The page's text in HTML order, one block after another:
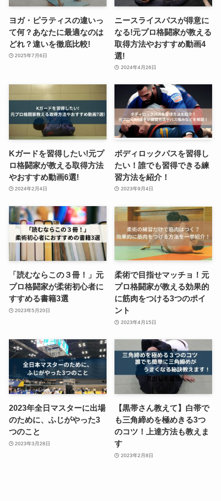
ヨガ・ピラティスの違いっ
て何？あなたに最適なのは
どれ？違いを徹底比較!
2025年7月6日
ニースライスパスが得意に
なる!元プロ格闘家が教える
取得方法やおすすめ動画4
選!
2024年4月26日
Kガードを習得したい!元プ
ロ格闘家が教える取得方法
やおすすめ動画6選!
2024年2月4日
ボディロックパスを習得し
たい！誰でも習得できる練
習方法を紹介！
2023年9月4日
「読むならこの３冊！」元
プロ格闘家が柔術初心者に
すすめる書籍3選
2023年5月20日
柔術で目指せマッチョ！元
プロ格闘家が教える効果的
に筋肉をつける3つのポイ
ント
2023年4月15日
2023年全日マスターに出場
のために、ふじがやった3
つのこと
2023年3月28日
【黒帯さん教えて】白帯で
も三角締めを極めきる3つ
のコツ！上達方法も教えま
す
2023年2月8日